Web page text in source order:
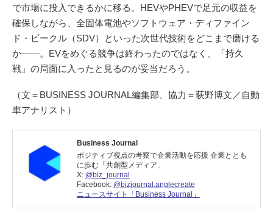
で市場に投入できるかに移る。HEVやPHEVで足元の収益を
確保しながら、全固体電池やソフトウェア・ディファイン
ド・ビークル（SDV）といった次世代技術をどこまで磨ける
か――。EVをめぐる競争は終わったのではなく、「持久
戦」の局面に入ったと見るのが妥当だろう。
（文＝BUSINESS JOURNAL編集部、協力＝荻野博文／自動
車アナリスト）
Business Journal
ポジティブ視点の考察で企業活動を応援 企業ととも
に歩む「共創型メディア」
X: @biz_journal
Facebook: @bizjournal.anglecreate
ニュースサイト「Business Journal」